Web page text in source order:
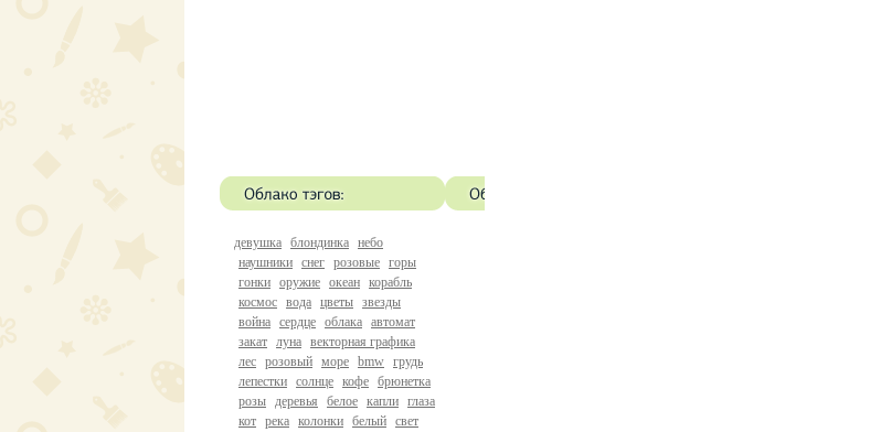
девушка блондинка небо
наушники снег розовые горы
гонки оружие океан корабль
космос вода цветы звезды
война сердце облака автомат
закат луна векторная графика
лес розовый море bmw грудь
лепестки солнце кофе брюнетка
розы деревья белое капли глаза
кот река колонки белый свет